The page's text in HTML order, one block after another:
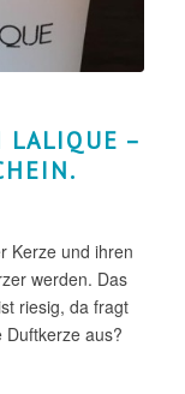
LALIQUE –
Kerze und ihren
werden. Das
riesig, da fragt
Duftkerze aus?